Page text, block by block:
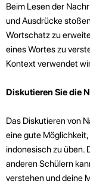
Beim Lesen der
und Ausdrücke
Wortschatz zu
eines Wortes zu
Kontext verwendet
Diskutieren Sie die
Das Diskutieren von
eine gute
indonesisch zu üben.
anderen Schülern
verstehen und deine